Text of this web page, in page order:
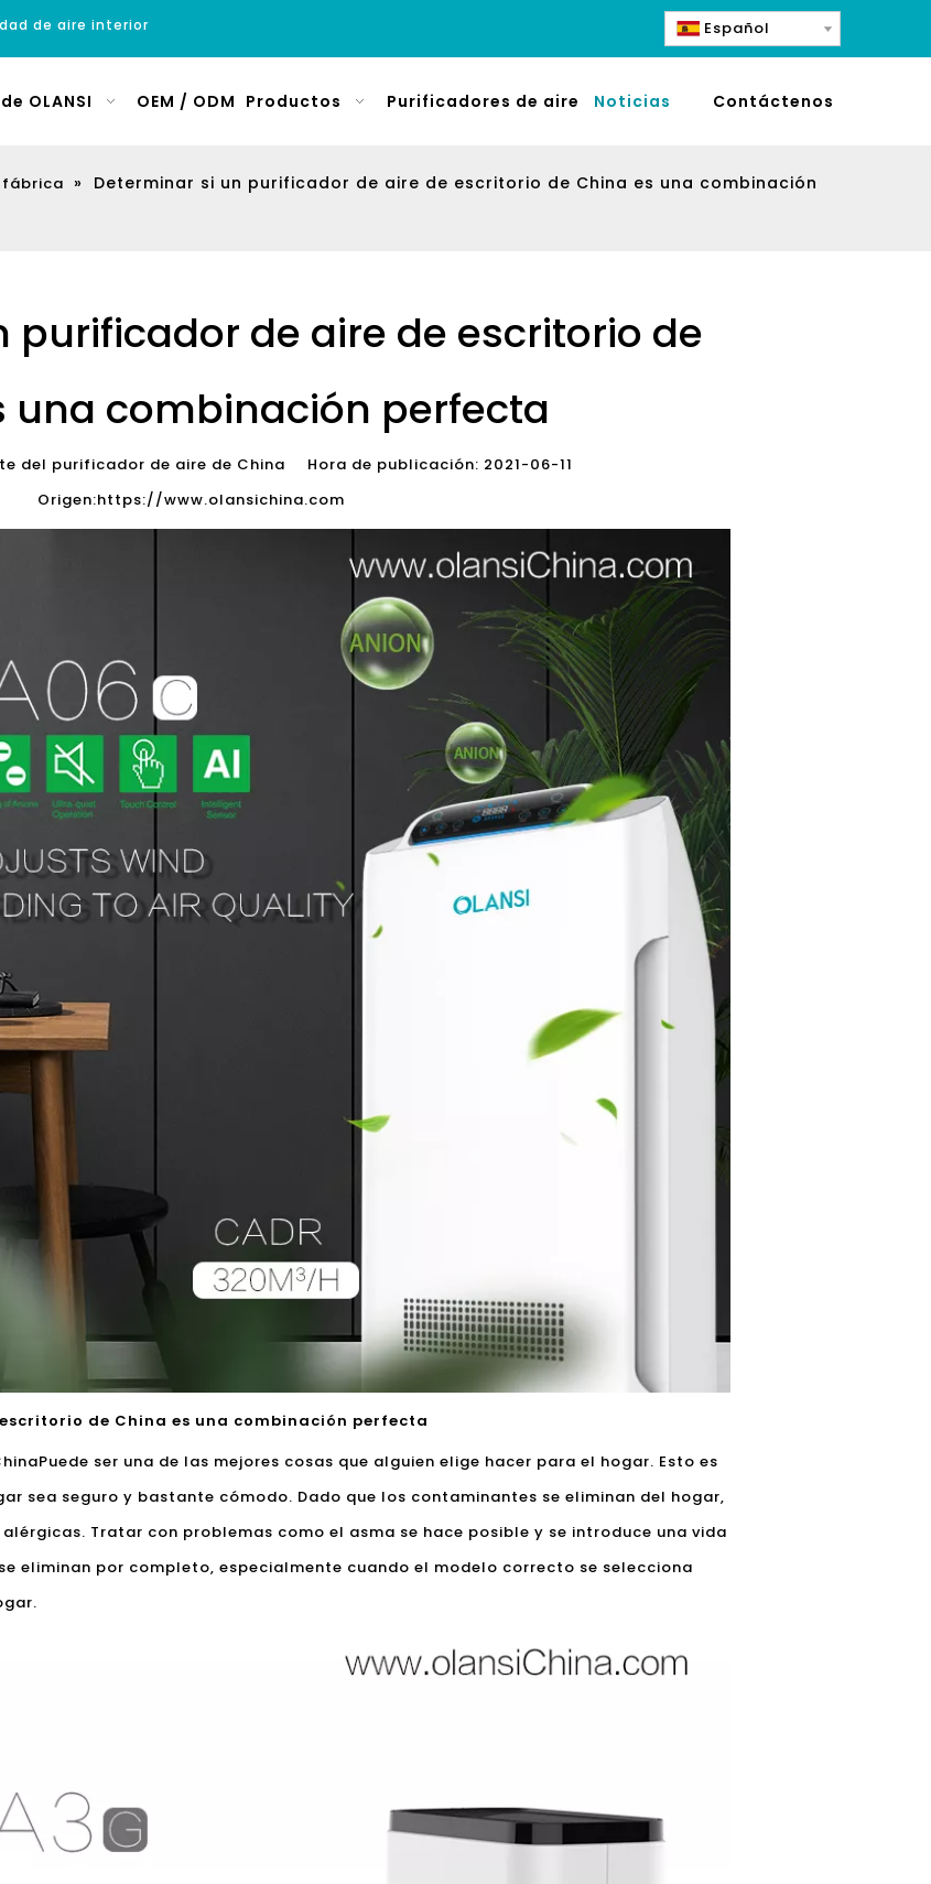
de aire interior Español
OLANSI OEM / ODM Productos Purificadores de aire Noticias Contáctenos
fábrica »
Determinar si un purificador de aire de escritorio de China es una combinación
purificador de aire de escritorio de
una combinación perfecta
del purificador de aire de China Hora de publicación: 2021-06-11
Origen:https://www.olansichina.com
de China es una combinación perfecta
Puede ser una de las mejores cosas que alguien elige hacer para el hogar. Esto es
sea seguro y bastante cómodo. Dado que los contaminantes se eliminan del hogar,
Tratar con problemas como el asma se hace posible y se introduce una vida
eliminan por completo, especialmente cuando el modelo correcto se selecciona